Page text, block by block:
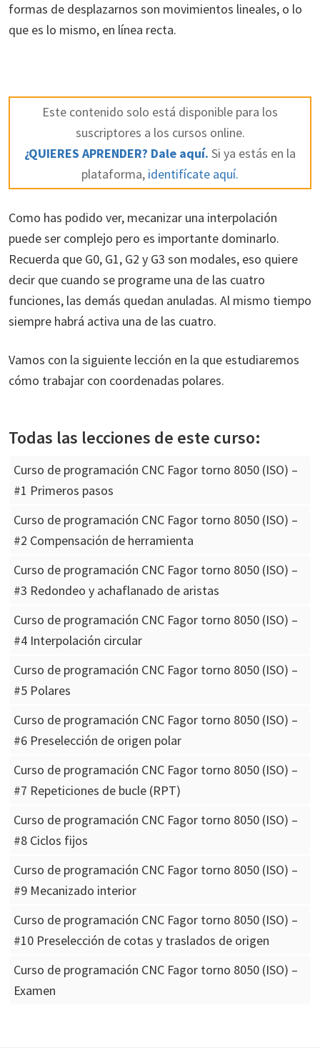
formas de desplazarnos son movimientos lineales, o lo
que es lo mismo, en línea recta.
Este contenido solo está disponible para los
suscriptores a los cursos online.
¿QUIERES APRENDER? Dale aquí. Si ya estás en la
plataforma, identifícate aquí.
Como has podido ver, mecanizar una interpolación
puede ser complejo pero es importante dominarlo.
Recuerda que G0, G1, G2 y G3 son modales, eso quiere
decir que cuando se programe una de las cuatro
funciones, las demás quedan anuladas. Al mismo tiempo
siempre habrá activa una de las cuatro.
Vamos con la siguiente lección en la que estudiaremos
cómo trabajar con coordenadas polares.
Todas las lecciones de este curso:
Curso de programación CNC Fagor torno 8050 (ISO) –
#1 Primeros pasos
Curso de programación CNC Fagor torno 8050 (ISO) –
#2 Compensación de herramienta
Curso de programación CNC Fagor torno 8050 (ISO) –
#3 Redondeo y achaflanado de aristas
Curso de programación CNC Fagor torno 8050 (ISO) –
#4 Interpolación circular
Curso de programación CNC Fagor torno 8050 (ISO) –
#5 Polares
Curso de programación CNC Fagor torno 8050 (ISO) –
#6 Preselección de origen polar
Curso de programación CNC Fagor torno 8050 (ISO) –
#7 Repeticiones de bucle (RPT)
Curso de programación CNC Fagor torno 8050 (ISO) –
#8 Ciclos fijos
Curso de programación CNC Fagor torno 8050 (ISO) –
#9 Mecanizado interior
Curso de programación CNC Fagor torno 8050 (ISO) –
#10 Preselección de cotas y traslados de origen
Curso de programación CNC Fagor torno 8050 (ISO) –
Examen